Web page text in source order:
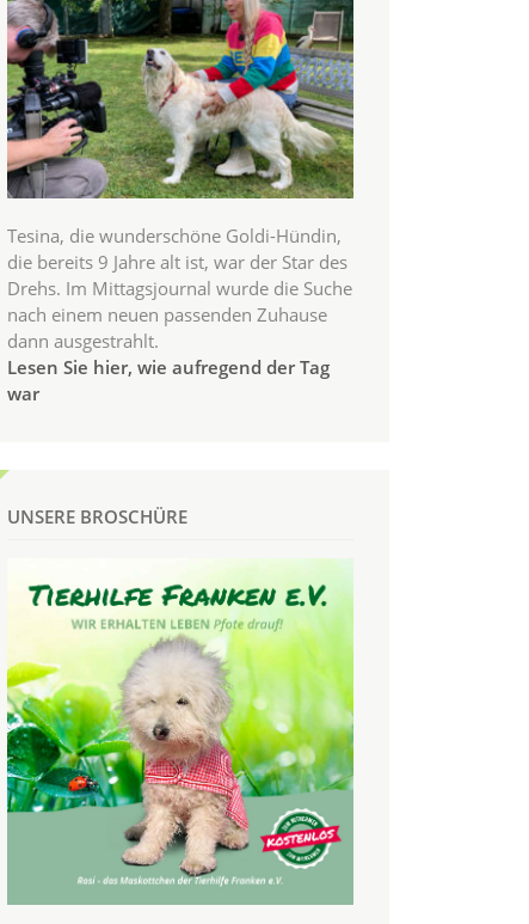
Tesina, die wunderschöne Goldi-Hündin,
die bereits 9 Jahre alt ist, war der Star des
Drehs. Im Mittagsjournal wurde die Suche
nach einem neuen passenden Zuhause
dann ausgestrahlt.
Lesen Sie hier, wie aufregend der Tag
war
UNSERE BROSCHÜRE